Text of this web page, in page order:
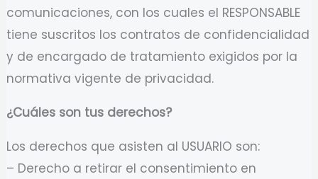
comunicaciones, con los cuales el RESPONSABLE
tiene suscritos los contratos de confidencialidad
y de encargado de tratamiento exigidos por la
normativa vigente de privacidad.
¿Cuáles son tus derechos?
Los derechos que asisten al USUARIO son:
– Derecho a retirar el consentimiento en